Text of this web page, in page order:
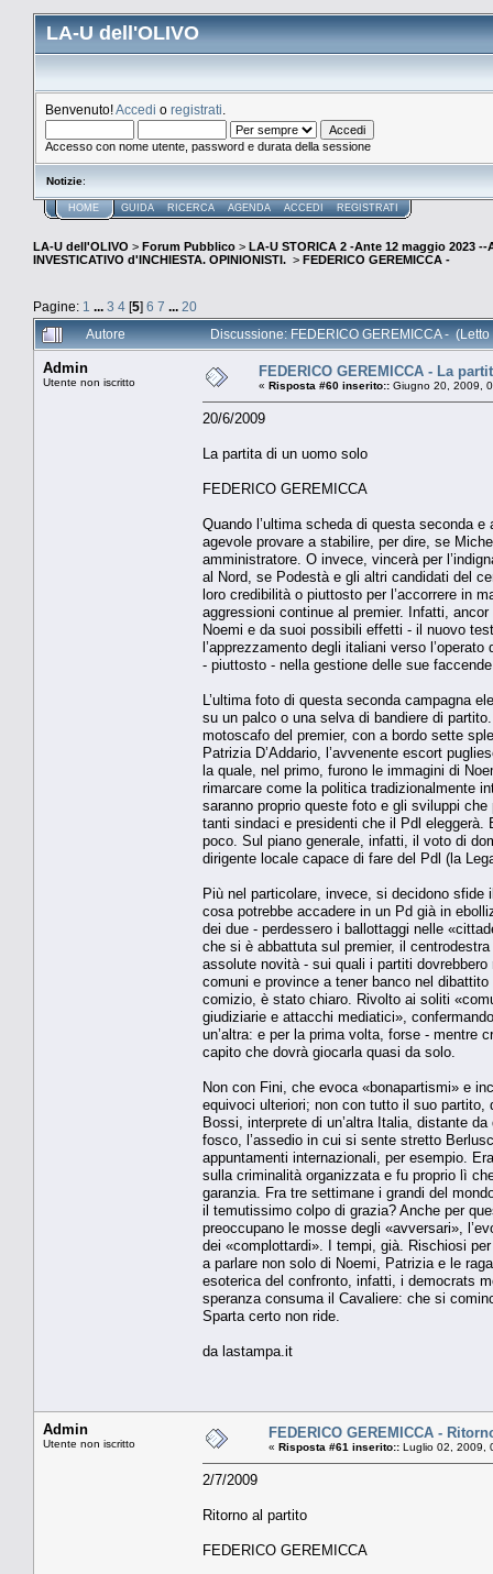
LA-U dell'OLIVO
Benvenuto!Accedi o registrati
Accesso con nome utente, password e durata della sessione
Notizie:
HOME GUIDA RICERCA AGENDA ACCEDI REGISTRATI
LA-U dell'OLIVO > Forum Pubblico > LA-U STORICA 2 -Ante 12 maggio 2023 --
INVESTICATIVO d'INCHIESTA. OPINIONISTI. > FEDERICO GEREMICCA -
Pagine: 1 ... 3 4 [5] 6 7 ... 20
Autore
Discussione: FEDERICO GEREMICCA -
Admin
Utente non iscritto
FEDERICO GEREMICCA - La
« Risposta #60 inserito:: Giugno 20, 2009,
20/6/2009
La partita di un uomo solo
FEDERICO GEREMICCA
Quando l’ultima scheda di questa seconda
agevole provare a stabilire, per dire, se
amministratore. O invece, vincerà per
al Nord, se Podestà e gli altri candidati del
loro credibilità o piuttosto per l’accorrere in
aggressioni continue al premier. Infatti,
Noemi e da suoi possibili effetti - il nuovo
l’apprezzamento degli italiani verso
- piuttosto - nella gestione delle sue
L’ultima foto di questa seconda campagna
su un palco o una selva di bandiere di
motoscafo del premier, con a bordo sette
Patrizia D’Addario, l’avvenente escort
la quale, nel primo, furono le immagini di
rimarcare come la politica tradizionalmente
saranno proprio queste foto e gli sviluppi
tanti sindaci e presidenti che il Pdl eleggerà.
poco. Sul piano generale, infatti, il voto di
dirigente locale capace di fare del Pdl (la
Più nel particolare, invece, si decidono
cosa potrebbe accadere in un Pd già in
dei due - perdessero i ballottaggi nelle
che si è abbattuta sul premier, il
assolute novità - sui quali i partiti
comuni e province a tener banco nel
comizio, è stato chiaro. Rivolto ai soliti
giudiziarie e attacchi mediatici»,
un’altra: e per la prima volta, forse - mentre
capito che dovrà giocarla quasi da solo.
Non con Fini, che evoca «bonapartismi» e
equivoci ulteriori; non con tutto il suo
Bossi, interprete di un’altra Italia, distante
fosco, l’assedio in cui si sente stretto
appuntamenti internazionali, per esempio.
sulla criminalità organizzata e fu proprio lì
garanzia. Fra tre settimane i grandi del
il temutissimo colpo di grazia? Anche per
preoccupano le mosse degli «avversari»,
dei «complottardi». I tempi, già. Rischiosi
a parlare non solo di Noemi, Patrizia e le
esoterica del confronto, infatti, i democrats
speranza consuma il Cavaliere: che si
Sparta certo non ride.
da lastampa.it
Admin
Utente non iscritto
FEDERICO GEREMICCA -
« Risposta #61 inserito:: Luglio 02, 2009,
2/7/2009
Ritorno al partito
FEDERICO GEREMICCA